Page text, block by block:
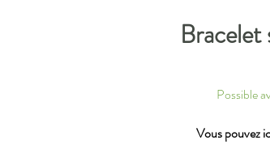
Bracelet
Possible
Vous pouvez